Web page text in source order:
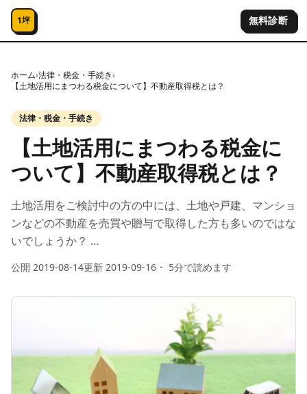
コンテンツへスキップ
1坪 無料診断
ホーム›法律・税金・手続き›
【土地活用にまつわる税金について】不動産取得税とは？
法律・税金・手続き
【土地活用にまつわる税金に
ついて】不動産取得税とは？
土地活用をご検討中の方の中には、土地や戸建、マンショ
ンなどの不動産を売買や贈与で取得した方も多いのではな
いでしょうか？ …
公開 2019-08-14更新 2019-09-16 ・ 5分で読めます